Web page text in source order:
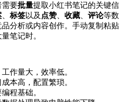
需要批量提取小红书笔记的关键信
标签以及 点赞、 收藏 评论等数
分析或内容创作。手动复制粘贴
笔记时。
作量大，效率低。
本高，配置繁琐。
程基础。